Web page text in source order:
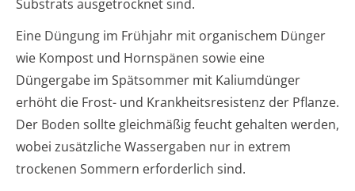
Substrats ausgetrocknet sind.
Eine Düngung im Frühjahr mit organischem Dünger
wie Kompost und Hornspänen sowie eine
Düngergabe im Spätsommer mit Kaliumdünger
erhöht die Frost- und Krankheitsresistenz der Pflanze.
Der Boden sollte gleichmäßig feucht gehalten werden,
wobei zusätzliche Wassergaben nur in extrem
trockenen Sommern erforderlich sind.